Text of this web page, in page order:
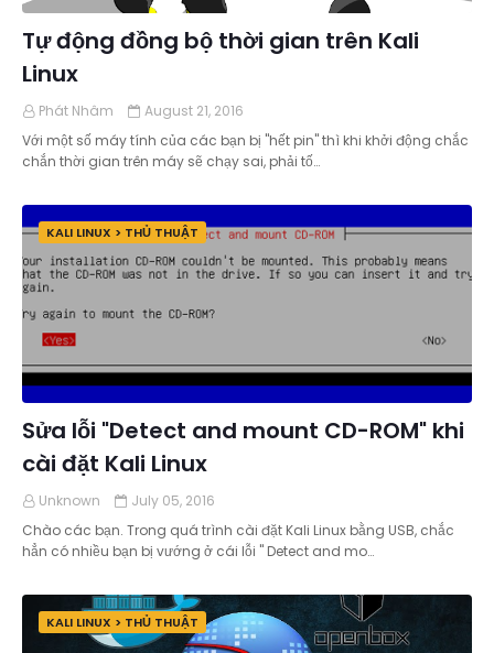
Tự động đồng bộ thời gian trên Kali
Linux
Phát Nhâm
August 21, 2016
Với một số máy tính của các bạn bị "hết pin" thì khi khởi động chắc
chắn thời gian trên máy sẽ chạy sai, phải tố…
KALI LINUX > THỦ THUẬT
Sửa lỗi "Detect and mount CD-ROM" khi
cài đặt Kali Linux
Unknown
July 05, 2016
Chào các bạn. Trong quá trình cài đặt Kali Linux bằng USB, chắc
hẳn có nhiều bạn bị vướng ở cái lỗi " Detect and mo…
KALI LINUX > THỦ THUẬT